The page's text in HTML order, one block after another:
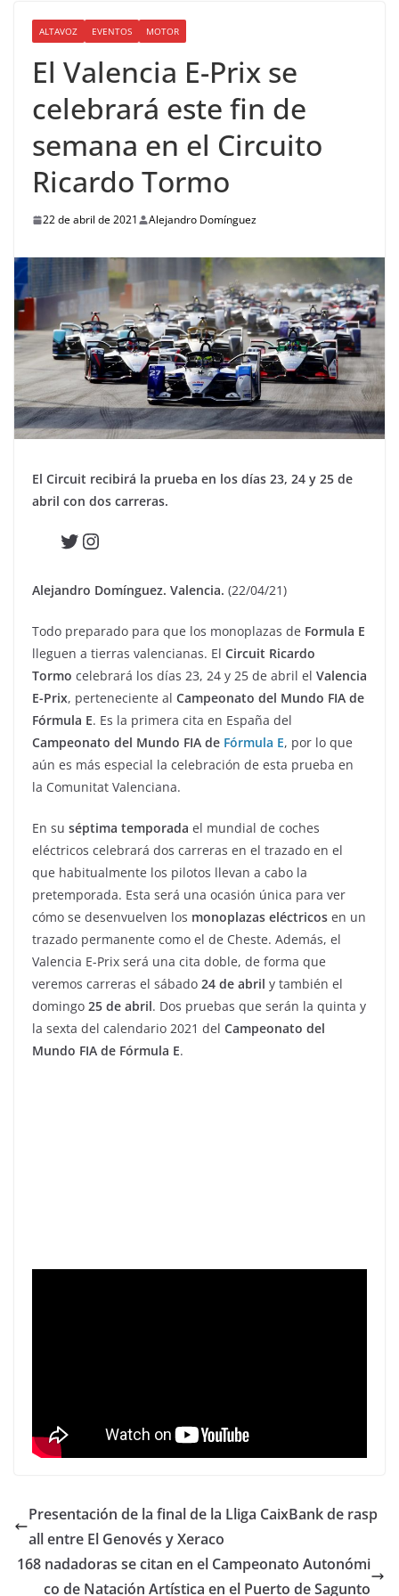
ALTAVOZ EVENTOS MOTOR
El Valencia E-Prix se
celebrará este fin de
semana en el Circuito
Ricardo Tormo
22 de abril de 2021 Alejandro Domínguez
El Circuit recibirá la prueba en los días 23, 24 y 25 de
abril con dos carreras.
Twitter
Instagram
Alejandro Domínguez. Valencia. (22/04/21)
Todo preparado para que los monoplazas de Formula E
lleguen a tierras valencianas. El Circuit Ricardo
Tormo celebrará los días 23, 24 y 25 de abril el Valencia
E-Prix, perteneciente al Campeonato del Mundo FIA de
Fórmula E. Es la primera cita en España del
Campeonato del Mundo FIA de Fórmula E, por lo que
aún es más especial la celebración de esta prueba en
la Comunitat Valenciana.
En su séptima temporada el mundial de coches
eléctricos celebrará dos carreras en el trazado en el
que habitualmente los pilotos llevan a cabo la
pretemporada. Esta será una ocasión única para ver
cómo se desenvuelven los monoplazas eléctricos en un
trazado permanente como el de Cheste. Además, el
Valencia E-Prix será una cita doble, de forma que
veremos carreras el sábado 24 de abril y también el
domingo 25 de abril. Dos pruebas que serán la quinta y
la sexta del calendario 2021 del Campeonato del
Mundo FIA de Fórmula E.
Presentación de la final de la Lliga CaixBank de rasp
all entre El Genovés y Xeraco
168 nadadoras se citan en el Campeonato Autonómi
co de Natación Artística en el Puerto de Sagunto